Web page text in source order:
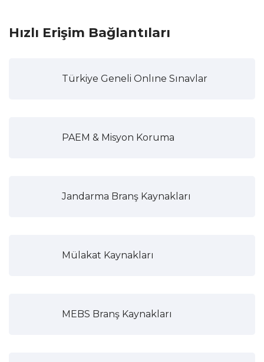
Hızlı Erişim Bağlantıları
Türkiye Geneli Onlıne Sınavlar
PAEM & Misyon Koruma
Jandarma Branş Kaynakları
Mülakat Kaynakları
MEBS Branş Kaynakları